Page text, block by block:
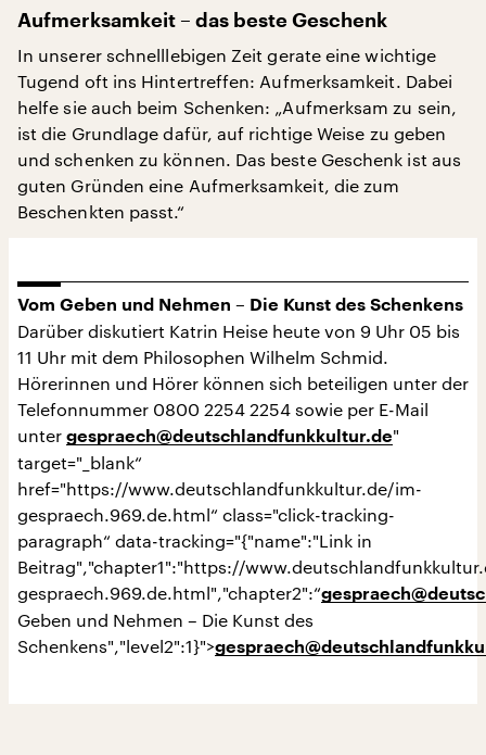
Aufmerksamkeit – das beste Geschenk
In unserer schnelllebigen Zeit gerate eine wichtige
Tugend oft ins Hintertreffen: Aufmerksamkeit. Dabei
helfe sie auch beim Schenken: „Aufmerksam zu sein,
ist die Grundlage dafür, auf richtige Weise zu geben
und schenken zu können. Das beste Geschenk ist aus
guten Gründen eine Aufmerksamkeit, die zum
Beschenkten passt.“
Vom Geben und Nehmen – Die Kunst des Schenkens
Darüber diskutiert Katrin Heise heute von 9 Uhr 05 bis
11 Uhr mit dem Philosophen Wilhelm Schmid.
Hörerinnen und Hörer können sich beteiligen unter der
Telefonnummer 0800 2254 2254 sowie per E-Mail
unter gespraech@deutschlandfunkkultur.de"
target="_blank“
href="https://www.deutschlandfunkkultur.de/im-
gespraech.969.de.html“ class="click-tracking-
paragraph“ data-tracking="{"name":"Link in
Beitrag","chapter1":"https://
gespraech.969.de.html","chapter2":“
Geben und Nehmen – Die Kunst des
Schenkens","level2":1}">